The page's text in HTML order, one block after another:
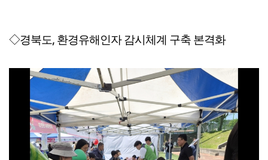
◇경북도, 환경유해인자 감시체계 구축 본격화